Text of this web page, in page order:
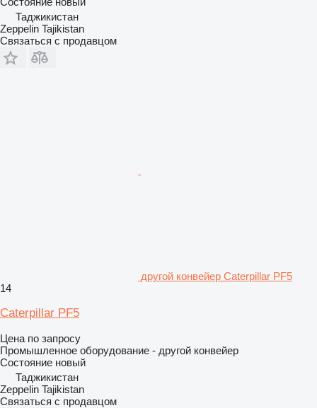
Таджикистан
Zeppelin Tajikistan
Связаться с продавцом
другой конвейер Caterpillar PF5
14
Caterpillar PF5
Цена по запросу
Промышленное оборудование - другой конвейер
Состояние новый
Таджикистан
Zeppelin Tajikistan
Связаться с продавцом